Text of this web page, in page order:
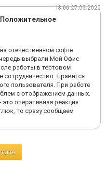
18:06 27.05.2020
Положительное
отечественном софте
выбрали Мой Офис
работы в тестовом
Нравится
пользователя. При работе
с отображением данных.
оперативная реакция
то сразу сообщаем